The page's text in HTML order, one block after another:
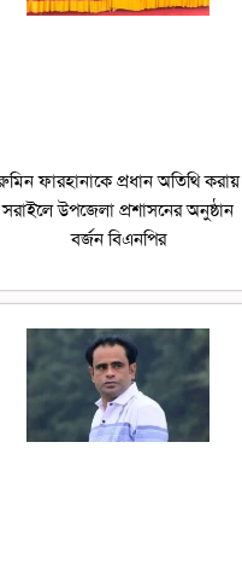
ফারহানাকে প্রধান অতিথি করায়
সরাইলে উপজেলা প্রশাসনের অনুষ্ঠান
বর্জন বিএনপির